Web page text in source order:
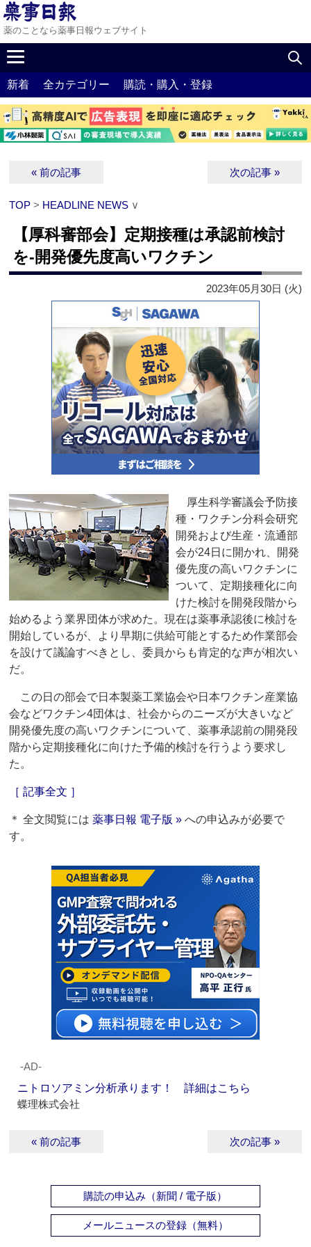
薬のことなら薬事日報ウェブサイト
新着 全カテゴリー 購読・購入・登録
« 前の記事 次の記事 »
TOP > HEADLINE NEWS ∨
【厚科審部会】定期接種は承認前検討
を‐開発優先度高いワクチン
2023年05月30日 (火)
厚生科学審議会予防接
種・ワクチン分科会研究
開発および生産・流通部
会が24日に開かれ、開発
優先度の高いワクチンに
ついて、定期接種化に向
けた検討を開発段階から
始めるよう業界団体が求めた。現在は薬事承認後に検討を
開始しているが、より早期に供給可能とするため作業部会
を設けて議論すべきとし、委員からも肯定的な声が相次い
だ。
この日の部会で日本製薬工業協会や日本ワクチン産業協
会などワクチン4団体は、社会からのニーズが大きいなど
開発優先度の高いワクチンについて、薬事承認前の開発段
階から定期接種化に向けた予備的検討を行うよう要求し
た。
［ 記事全文 ］
＊ 全文閲覧には薬事日報 電子版 » への申込みが必要で
す。
‐AD‐
ニトロソアミン分析承ります！ 詳細はこちら
蝶理株式会社
« 前の記事 次の記事 »
購読の申込み（新聞 / 電子版）
メールニュースの登録（無料）